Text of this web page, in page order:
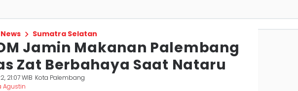
News Sumatra Selatan
Jamin Makanan Palembang
Zat Berbahaya Saat Nataru
21:07 WIB Kota Palembang
Agustin